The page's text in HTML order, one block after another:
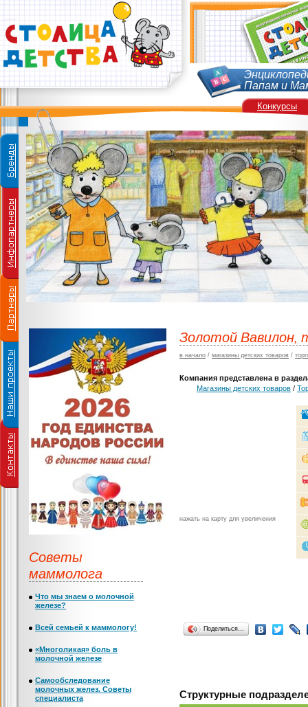
Папам и
Золотой Вавилон,
в начало / магазины детских товаров /
Компания представлена в
Магазины детских товаров /
нажать на карту для увеличения
Поделиться…
Структурные
Советы
маммолога
Что мы знаем о молочной
железе?
Всей семьей к маммологу!
«Многоликая» боль в
молочной железе
Самообследование
молочных желез. Советы
специалиста
Конкурсы